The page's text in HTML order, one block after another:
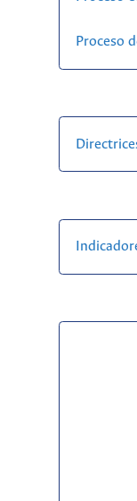
Proceso